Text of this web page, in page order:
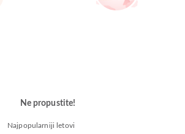
Ne propustite!
Najpopularniji letovi